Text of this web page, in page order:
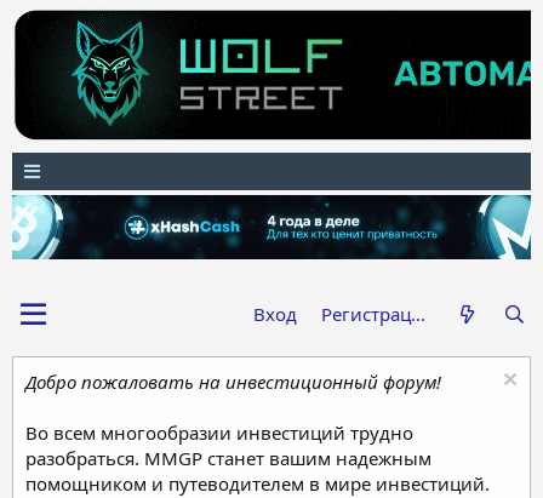
Вход Регистрация
Добро пожаловать на инвестиционный форум!
Во всем многообразии инвестиций трудно
разобраться. MMGP станет вашим надежным
помощником и путеводителем в мире инвестиций.